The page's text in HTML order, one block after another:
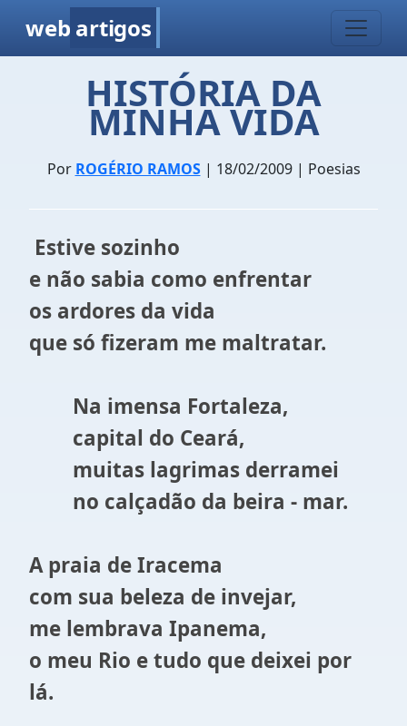
web artigos
HISTÓRIA DA
MINHA VIDA
Por ROGÉRIO RAMOS| 18/02/2009 | Poesias
Estive sozinho
e não sabia como enfrentar
os ardores da vida
que só fizeram me maltratar.
Na imensa Fortaleza,
capital do Ceará,
muitas lagrimas derramei
no calçadão da beira - mar.
A praia de Iracema
com sua beleza de invejar,
me lembrava Ipanema,
o meu Rio e tudo que deixei por
lá.